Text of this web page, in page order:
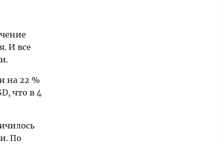
И все
на 22 %
что в 4
По